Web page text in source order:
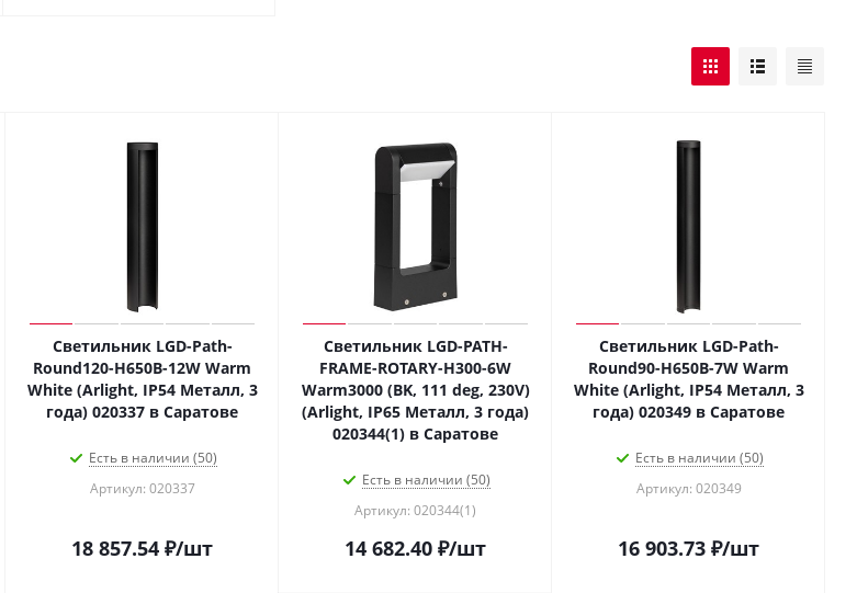
Светильник LGD-Path-
Round120-H650B-12W Warm
White (Arlight, IP54 Металл, 3
года) 020337 в Саратове
Есть в наличии (50)
Артикул: 020337
18 857.54 ₽/шт
Светильник LGD-PATH-
FRAME-ROTARY-H300-6W
Warm3000 (BK, 111 deg, 230V)
(Arlight, IP65 Металл, 3 года)
020344(1) в Саратове
Есть в наличии (50)
Артикул: 020344(1)
14 682.40 ₽/шт
Светильник LGD-Path-
Round90-H650B-7W Warm
White (Arlight, IP54 Металл, 3
года) 020349 в Саратове
Есть в наличии (50)
Артикул: 020349
16 903.73 ₽/шт